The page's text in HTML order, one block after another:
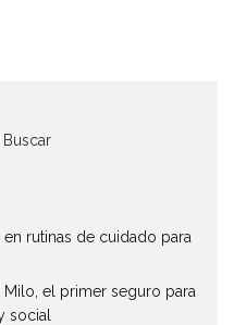
Buscar
rutinas de cuidado para
Milo, el primer seguro para
social